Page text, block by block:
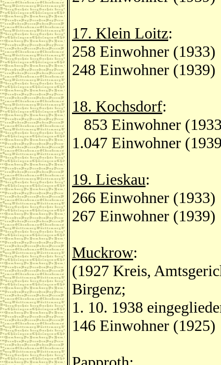
17. Klein Loitz:
258 Einwohner (1933)
248 Einwohner (1939)
18. Kochsdorf:
853 Einwohner
1.047 Einwohner
19. Lieskau:
266 Einwohner (1933)
267 Einwohner (1939)
Muckrow:
(1927 Kreis,
Birgenz;
1. 10. 1938
146 Einwohner (1925)